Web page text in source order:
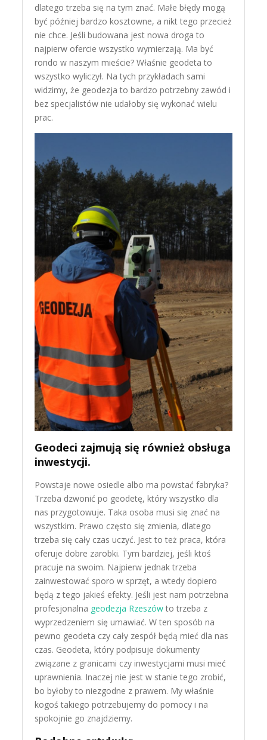
dlatego trzeba się na tym znać. Małe błędy mogą
być później bardzo kosztowne, a nikt tego przecież
nie chce. Jeśli budowana jest nowa droga to
najpierw ofercie wszystko wymierzają. Ma być
rondo w naszym mieście? Właśnie geodeta to
wszystko wyliczył. Na tych przykładach sami
widzimy, że geodezja to bardzo potrzebny zawód i
bez specjalistów nie udałoby się wykonać wielu
prac.
Geodeci zajmują się również obsługa
inwestycji.
Powstaje nowe osiedle albo ma powstać fabryka?
Trzeba dzwonić po geodetę, który wszystko dla
nas przygotowuje. Taka osoba musi się znać na
wszystkim. Prawo często się zmienia, dlatego
trzeba się cały czas uczyć. Jest to też praca, która
oferuje dobre zarobki. Tym bardziej, jeśli ktoś
pracuje na swoim. Najpierw jednak trzeba
zainwestować sporo w sprzęt, a wtedy dopiero
będą z tego jakieś efekty. Jeśli jest nam potrzebna
profesjonalna geodezja Rzeszów to trzeba z
wyprzedzeniem się umawiać. W ten sposób na
pewno geodeta czy cały zespół będą mieć dla nas
czas. Geodeta, który podpisuje dokumenty
związane z granicami czy inwestycjami musi mieć
uprawnienia. Inaczej nie jest w stanie tego zrobić,
bo byłoby to niezgodne z prawem. My właśnie
kogoś takiego potrzebujemy do pomocy i na
spokojnie go znajdziemy.